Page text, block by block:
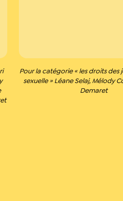
Pour la catégorie « les droits des
sexuelle » Léane Selaj, Mélody
Demaret